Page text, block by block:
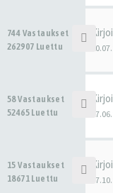
744 Vastaukset
262907 Luettu
58 Vastaukset
52465 Luettu
15 Vastaukset
18671 Luettu